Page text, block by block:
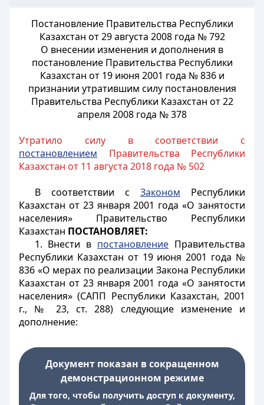
Постановление Правительства Республики
Казахстан от 29 августа 2008 года № 792
О внесении изменения и дополнения в
постановление Правительства Республики
Казахстан от 19 июня 2001 года № 836 и
признании утратившим силу постановления
Правительства Республики Казахстан от 22
апреля 2008 года № 378
Утратило силу в соответствии с
постановлением Правительства Республики
Казахстан от 11 августа 2018 года № 502
В соответствии с Законом Республики
Казахстан от 23 января 2001 года «О занятости
населения» Правительство Республики
Казахстан ПОСТАНОВЛЯЕТ:
1. Внести в постановление Правительства
Республики Казахстан от 19 июня 2001 года №
836 «О мерах по реализации Закона Республики
Казахстан от 23 января 2001 года «О занятости
населения» (САПП Республики Казахстан, 2001
г., № 23, ст. 288) следующие изменение и
дополнение:
Документ показан в сокращенном
демонстрационном режиме
Для того, чтобы получить доступ к документу,